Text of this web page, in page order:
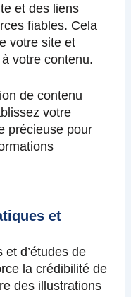
et des liens
fiables. Cela
votre site et
votre contenu.
de contenu
votre
précieuse pour
et
et d’études de
la crédibilité de
des illustrations